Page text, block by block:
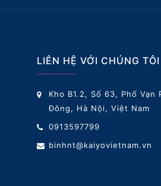
LIÊN HỆ VỚI CHÚNG TÔI
Kho B1.2, Số 63, Phố Vạn
Đông, Hà Nội, Việt Nam
0913597799
binhnt@kaiyovietnam.vn